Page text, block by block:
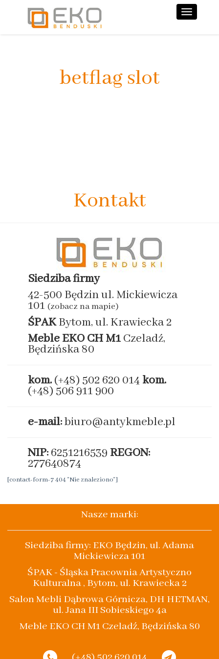
betflag slot
Kontakt
Siedziba firmy
42-500 Będzin ul. Mickiewicza
101 (zobacz na mapie)
ŚPAKBytom, ul. Krawiecka 2
Meble EKO CH M1Czeladź,
Będzińska 80
kom. (+48) 502 620 014 kom.
(+48) 506 911 900
e-mail:biuro@antykmeble.pl
NIP: 6251216539 REGON:
277640874
[contact-form-7 404 "Nie znaleziono"]
Nasze marki:
Siedziba firmy: EKO Będzin, ul. Adama
Mickiewicza 101
ŚPAK - Śląska Pracownia Artystyczno
Kulturalna , Bytom, ul. Krawiecka 2
Salon Mebli Dąbrowa Górnicza, DH HETMAN,
ul. Jana III Sobieskiego 4a
Meble EKO CH M1 Czeladź, Będzińska 80